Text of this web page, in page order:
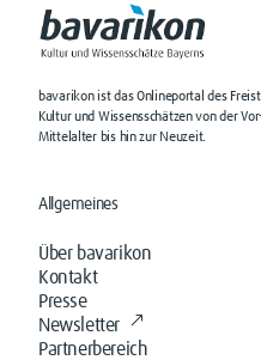
bavarikon ist das Onlineportal des
Kultur und Wissensschätzen von der
Mittelalter bis hin zur Neuzeit.
Allgemeines
Über bavarikon
Kontakt
Presse
Newsletter
Partnerbereich